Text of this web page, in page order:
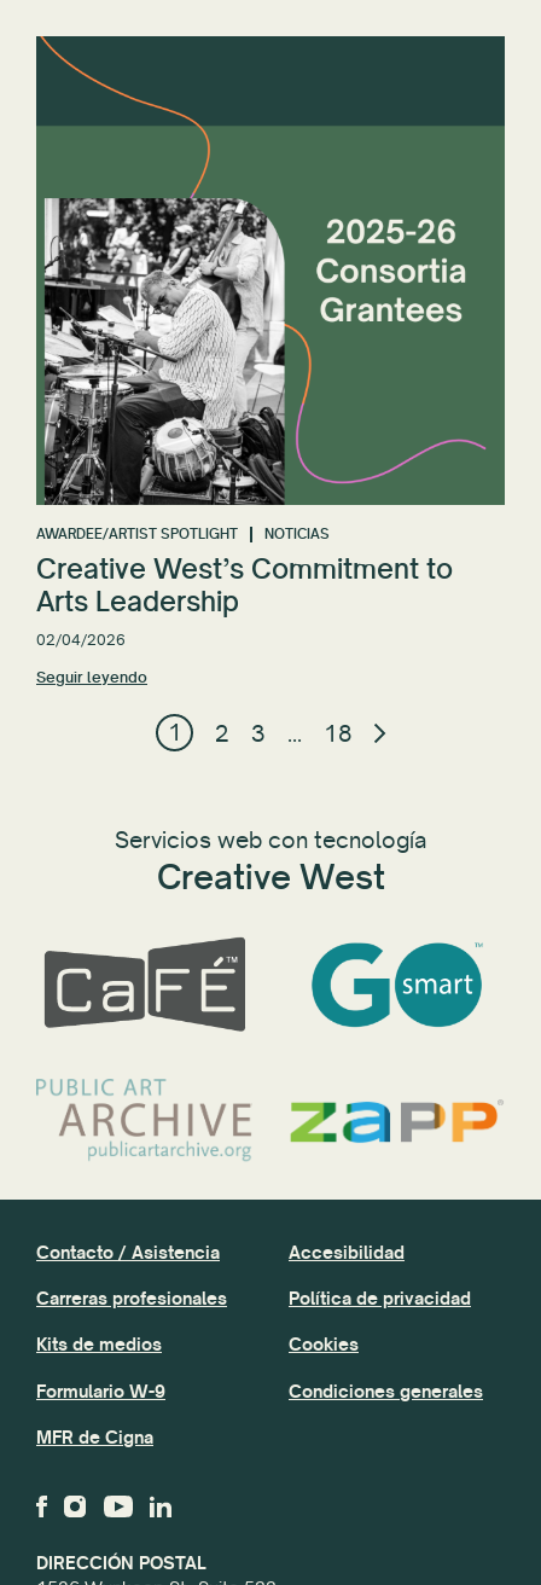
AWARDEE/ARTIST SPOTLIGHT NOTICIAS
Creative West’s Commitment to
Arts Leadership
02/04/2026
Seguir leyendo
1 2 3 ... 18
Servicios web con tecnología
Creative West
DIRECCIÓN POSTAL
Contacto / Asistencia
Carreras profesionales
Kits de medios
Formulario W-9
MFR de Cigna
Accesibilidad
Política de privacidad
Cookies
Condiciones generales